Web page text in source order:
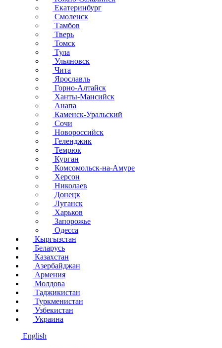
Екатеринбург
Смоленск
Тамбов
Тверь
Томск
Тула
Ульяновск
Чита
Ярославль
Горно-Алтайск
Ханты-Мансийск
Анапа
Каменск-Уральский
Сочи
Новороссийск
Геленджик
Темрюк
Курган
Комсомольск-на-Амуре
Херсон
Николаев
Донецк
Луганск
Харьков
Запорожье
Одесса
Кыргызстан
Беларусь
Казахстан
Азербайджан
Армения
Молдова
Таджикистан
Туркменистан
Узбекистан
Украина
English